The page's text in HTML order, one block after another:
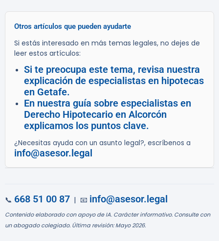
Otros artículos que pueden ayudarte
Si estás interesado en más temas legales, no dejes de
leer estos artículos:
Si te preocupa este tema, revisa nuestra
explicación de especialistas en hipotecas
en Getafe.
En nuestra guía sobre especialistas en
Derecho Hipotecario en Alcorcón
explicamos los puntos clave.
¿Necesitas ayuda con un asunto legal?, escríbenos a
info@asesor.legal
📞 668 51 00 87 | 📧 info@asesor.legal
Contenido elaborado con apoyo de IA. Carácter informativo. Consulte con
un abogado colegiado. Última revisión: Mayo 2026.